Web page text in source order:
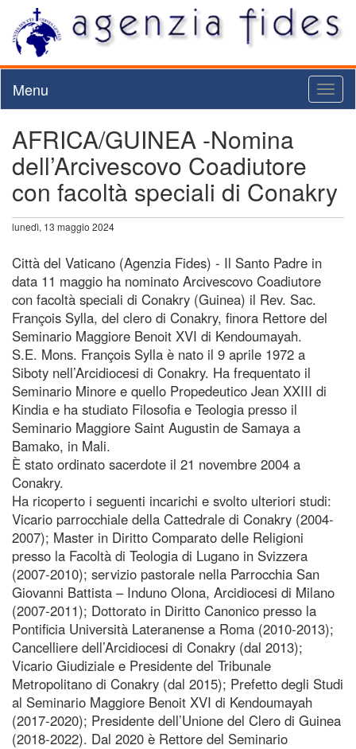
Menu
AFRICA/GUINEA -Nomina
dell’Arcivescovo Coadiutore
con facoltà speciali di Conakry
lunedì, 13 maggio 2024
Città del Vaticano (Agenzia Fides) - Il Santo Padre in
data 11 maggio ha nominato Arcivescovo Coadiutore
con facoltà speciali di Conakry (Guinea) il Rev. Sac.
François Sylla, del clero di Conakry, finora Rettore del
Seminario Maggiore Benoit XVI di Kendoumayah.
S.E. Mons. François Sylla è nato il 9 aprile 1972 a
Siboty nell’Arcidiocesi di Conakry. Ha frequentato il
Seminario Minore e quello Propedeutico Jean XXIII di
Kindia e ha studiato Filosofia e Teologia presso il
Seminario Maggiore Saint Augustin de Samaya a
Bamako, in Mali.
È stato ordinato sacerdote il 21 novembre 2004 a
Conakry.
Ha ricoperto i seguenti incarichi e svolto ulteriori studi:
Vicario parrocchiale della Cattedrale di Conakry (2004-
2007); Master in Diritto Comparato delle Religioni
presso la Facoltà di Teologia di Lugano in Svizzera
(2007-2010); servizio pastorale nella Parrocchia San
Giovanni Battista – Induno Olona, Arcidiocesi di Milano
(2007-2011); Dottorato in Diritto Canonico presso la
Pontificia Università Lateranense a Roma (2010-2013);
Cancelliere dell’Arcidiocesi di Conakry (dal 2013);
Vicario Giudiziale e Presidente del Tribunale
Metropolitano di Conakry (dal 2015); Prefetto degli Studi
al Seminario Maggiore Benoit XVI di Kendoumayah
(2017-2020); Presidente dell’Unione del Clero di Guinea
(2018-2022). Dal 2020 è Rettore del Seminario